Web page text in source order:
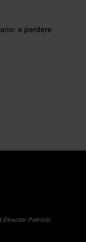
a perdere
Director Patrizio